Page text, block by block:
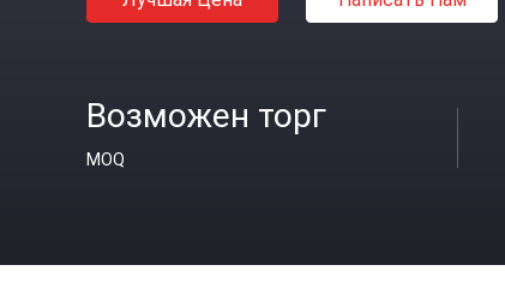
Возможен торг
MOQ